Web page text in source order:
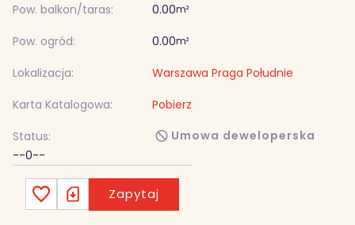
Pow. balkon/taras:
0.00m²
Pow. ogród: 0.00m²
Lokalizacja:
Warszawa Praga Południe
Karta Katalogowa:
Pobierz
Status:
Umowa deweloperska
--0--
Zapytaj